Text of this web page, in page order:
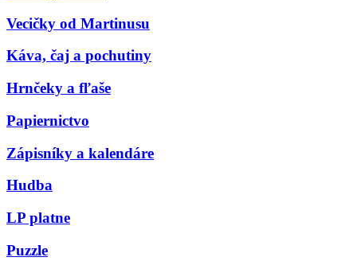
Vecičky od Martinusu
Káva, čaj a pochutiny
Hrnčeky a fľaše
Papiernictvo
Zápisníky a kalendáre
Hudba
LP platne
Puzzle